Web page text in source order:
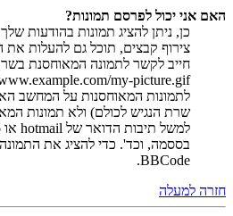
האם אני יכול לפרסם תמונות?
כן, ניתן להציג תמונות בהודעות
צירוף קבצים, תוכל גם להעלות
חייב לקשר לתמונה המאוחסנת
לתמונות המאוחסנות על המחשב
שרת הנגיש לכולם) ולא תמונות
BBCode.
חזרה למעלה